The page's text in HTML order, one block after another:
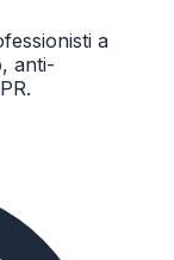
a
anti-